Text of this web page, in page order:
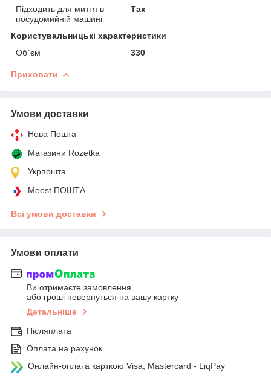
Підходить для миття в
посудомийній машині
Так
Користувальницькі характеристики
Об`єм
330
Приховати
Умови доставки
Нова Пошта
Магазини Rozetka
Укрпошта
Meest ПОШТА
Всі умови доставки
Умови оплати
Ви отримаєте замовлення
або гроші повернуться на вашу картку
Детальніше
Післяплата
Оплата на рахунок
Онлайн-оплата карткою Visa, Mastercard - LiqPay